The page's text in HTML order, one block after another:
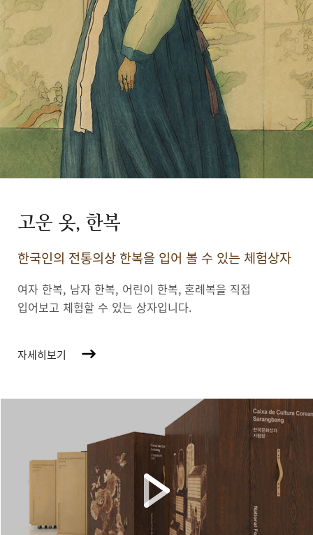
고운 옷, 한복
한국인의 전통의상 한복을 입어 볼 수 있는 체험상자
여자 한복, 남자 한복, 어린이 한복, 혼례복을 직접
입어보고 체험할 수 있는 상자입니다.
자세히보기